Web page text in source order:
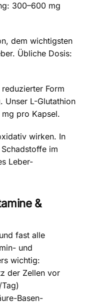
300–600 mg
dem wichtigsten
Übliche Dosis:
reduzierter Form
Unser L-Glutathion
pro Kapsel.
wirken. In
im
Leber-
&
fast alle
und
wichtig:
der Zellen vor
Basen-